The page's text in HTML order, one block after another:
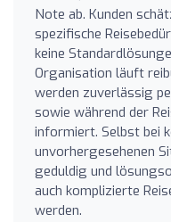
Note ab. Kunden
spezifische
keine
Organisation läuft
werden zuverlässig
sowie während der
informiert. Selbst bei
unvorhergesehenen
geduldig und
auch komplizierte
werden.